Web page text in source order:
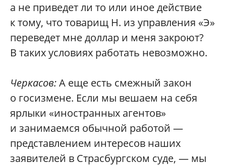
а не приведет ли то или иное действие
к тому, что товарищ Н. из управления «Э»
переведет мне доллар и меня закроют?
В таких условиях работать невозможно.
Черкасов:А еще есть смежный закон
о госизмене. Если мы вешаем на себя
ярлыки «иностранных агентов»
и занимаемся обычной работой —
представлением интересов наших
заявителей в Страсбургском суде, — мы